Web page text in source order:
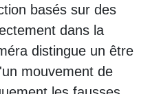
basés sur des
dans la
distingue un être
mouvement de